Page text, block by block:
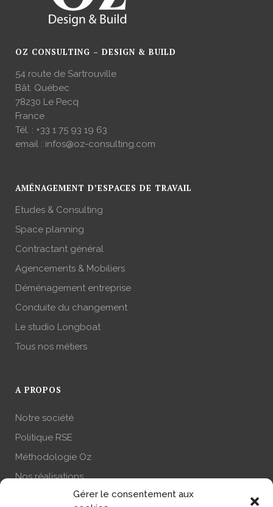
Gérer le consentement aux
OZ CONSULTING – DESIGN & BUILD
54 route de Sartrouville
Bât. Québec
78230 Le Pecq
France
Tél. : +33 1 75 93 19 63
email : infos@oz-consulting.com
AMÉNAGEMENT D’ESPACES DE TRAVAIL
Etudes & Consulting
Space planning
Contractant général
Agencements & Mobiliers
Déménagement entreprise
Conduite du changement
Le studio Longboat
Tous nos métiers
A PROPOS
Notre société
Politique RSE
Méthodologie Oz
Nos réalisations